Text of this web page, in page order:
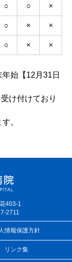
○ ○ ×
○ × ×
○ × ×
始【12月31日
け付けており
。
403-1
2711
情報保護方針
リンク集